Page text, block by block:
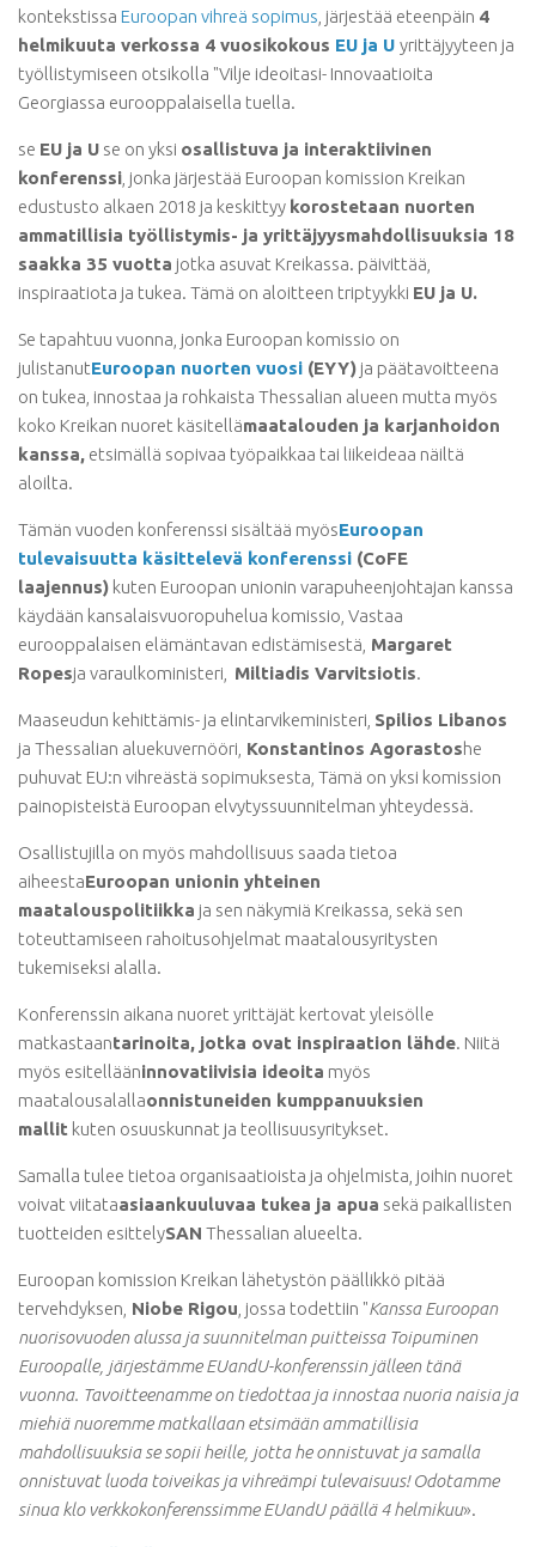
kontekstissa Euroopan vihreä sopimus , järjestää eteenpäin 4
helmikuuta verkossa 4 vuosikokous EU ja U yrittäjyyteen ja
työllistymiseen otsikolla "Vilje ideoitasi- Innovaatioita
Georgiassa eurooppalaisella tuella.
se EU ja U se on yksi osallistuva ja interaktiivinen
konferenssi , jonka järjestää Euroopan komission Kreikan
edustusto alkaen 2018 ja keskittyy korostetaan nuorten
ammatillisia työllistymis- ja yrittäjyysmahdollisuuksia 18
saakka 35 vuotta jotka asuvat Kreikassa. päivittää,
inspiraatiota ja tukea. Tämä on aloitteen triptyykki EU ja U.
Se tapahtuu vuonna, jonka Euroopan komissio on
julistanutEuroopan nuorten vuosi (EYY) ja päätavoitteena
on tukea, innostaa ja rohkaista Thessalian alueen mutta myös
koko Kreikan nuoret käsitellämaatalouden ja karjanhoidon
kanssa, etsimällä sopivaa työpaikkaa tai liikeideaa näiltä
aloilta.
Tämän vuoden konferenssi sisältää myösEuroopan
tulevaisuutta käsittelevä konferenssi (CoFE
laajennus) kuten Euroopan unionin varapuheenjohtajan kanssa
käydään kansalaisvuoropuhelua komissio, Vastaa
eurooppalaisen elämäntavan edistämisestä, Margaret
Ropesja varaulkoministeri, Miltiadis Varvitsiotis.
Maaseudun kehittämis- ja elintarvikeministeri, Spilios Libanos
ja Thessalian aluekuvernööri, Konstantinos Agorastoshe
puhuvat EU:n vihreästä sopimuksesta, Tämä on yksi komission
painopisteistä Euroopan elvytyssuunnitelman yhteydessä.
Osallistujilla on myös mahdollisuus saada tietoa
aiheestaEuroopan unionin yhteinen
maatalouspolitiikka ja sen näkymiä Kreikassa, sekä sen
toteuttamiseen rahoitusohjelmat maatalousyritysten
tukemiseksi alalla.
Konferenssin aikana nuoret yrittäjät kertovat yleisölle
matkastaantarinoita, jotka ovat inspiraation lähde. Niitä
myös esitellääninnovatiivisia ideoita myös
maatalousalallaonnistuneiden kumppanuuksien
mallit kuten osuuskunnat ja teollisuusyritykset.
Samalla tulee tietoa organisaatioista ja ohjelmista, joihin nuoret
voivat viitataasiaankuuluvaa tukea ja apua sekä paikallisten
tuotteiden esittelySAN Thessalian alueelta.
Euroopan komission Kreikan lähetystön päällikkö pitää
tervehdyksen, Niobe Rigou , jossa todettiin "Kanssa Euroopan
nuorisovuoden alussa ja suunnitelman puitteissa Toipuminen
Euroopalle, järjestämme EUandU-konferenssin jälleen tänä
vuonna. Tavoitteenamme on tiedottaa ja innostaa nuoria naisia ​​ja
miehiä nuoremme matkallaan etsimään ammatillisia
mahdollisuuksia se sopii heille, jotta he onnistuvat ja samalla
onnistuvat luoda toiveikas ja vihreämpi tulevaisuus! Odotamme
sinua klo verkkokonferenssimme EUandU päällä 4 helmikuu».